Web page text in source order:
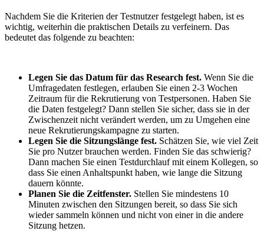
Nachdem Sie die Kriterien der Testnutzer festgelegt haben, ist es
wichtig, weiterhin die praktischen Details zu verfeinern. Das
bedeutet das folgende zu beachten:
Legen Sie das Datum für das Research fest. Wenn Sie die
Umfragedaten festlegen, erlauben Sie einen 2-3 Wochen
Zeitraum für die Rekrutierung von Testpersonen. Haben Sie
die Daten festgelegt? Dann stellen Sie sicher, dass sie in der
Zwischenzeit nicht verändert werden, um zu Umgehen eine
neue Rekrutierungskampagne zu starten.
Legen Sie die Sitzungslänge fest. Schätzen Sie, wie viel Zeit
Sie pro Nutzer brauchen werden. Finden Sie das schwierig?
Dann machen Sie einen Testdurchlauf mit einem Kollegen, so
dass Sie einen Anhaltspunkt haben, wie lange die Sitzung
dauern könnte.
Planen Sie die Zeitfenster. Stellen Sie mindestens 10
Minuten zwischen den Sitzungen bereit, so dass Sie sich
wieder sammeln können und nicht von einer in die andere
Sitzung hetzen.